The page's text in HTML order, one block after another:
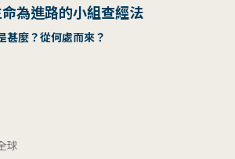
為進路的小組查經法
麼？從何處而來？
球